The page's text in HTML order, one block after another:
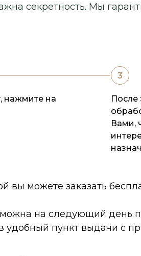
секретность. Мы
нажмите на
После
Вами,
вы можете заказать
на следующий день
удобный пункт выдачи с